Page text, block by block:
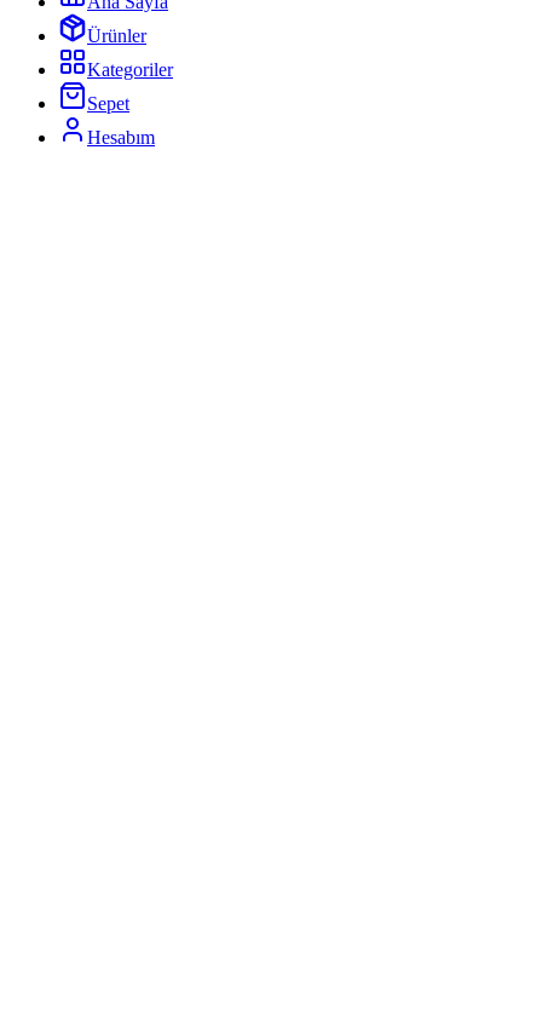
Ürünler
Kategoriler
Sepet
Hesabım